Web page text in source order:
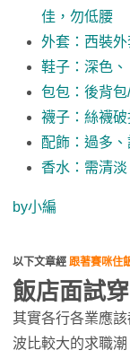
佳，勿低腰
外套：西裝
鞋子：深色
包包：後背
襪子：絲襪
配飾：過多
香水：需清淡
by小編
以下文章經 跟著賽咪住
飯店面試
其實各行各業應
波比較大的求職